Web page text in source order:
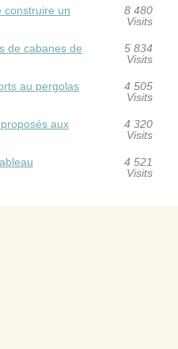
construire un
8 480
Visits
de cabanes de
5 834
Visits
au pergolas
4 505
Visits
aux
4 320
Visits
4 521
Visits